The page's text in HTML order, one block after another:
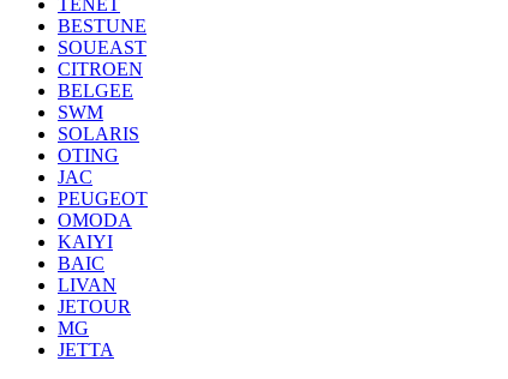
TENET
BESTUNE
SOUEAST
CITROEN
BELGEE
SWM
SOLARIS
OTING
JAC
PEUGEOT
OMODA
KAIYI
BAIC
LIVAN
JETOUR
MG
JETTA